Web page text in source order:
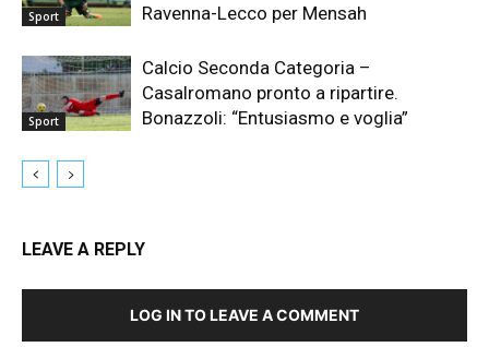
Sport
Ravenna-Lecco per Mensah
Sport
Calcio Seconda Categoria –
Casalromano pronto a ripartire.
Bonazzoli: “Entusiasmo e voglia”
LEAVE A REPLY
LOG IN TO LEAVE A COMMENT